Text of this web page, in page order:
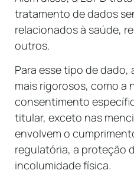
tratamento de dados
relacionados à saúde,
outros.
Para esse tipo de dado,
mais rigorosos, como a
consentimento
titular, exceto nas
envolvem o
regulatória, a proteção
incolumidade física.